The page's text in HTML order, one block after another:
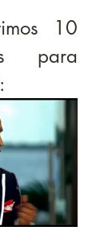
10
para